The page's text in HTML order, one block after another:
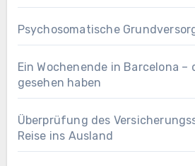
Psychosomatische
Ein Wochenende in Barcelona –
gesehen haben
Überprüfung des
Reise ins Ausland